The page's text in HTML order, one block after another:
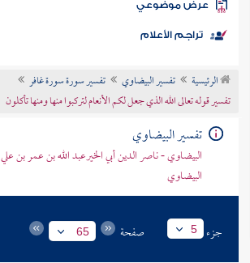
الكتب
موضوعي
تراجم الأعلام
الرئيسية تفسير البيضاوي
تفسير سورة سورة غافر
تفسير قوله تعالى الله الذي جعل لكم الأنعام لتركبوا منها ومنها تأكلون
تفسير البيضاوي
البيضاوي - ناصر الدين أبي الخيرعبد الله بن عمر بن علي
البيضاوي
جزء 5 صفحة 65